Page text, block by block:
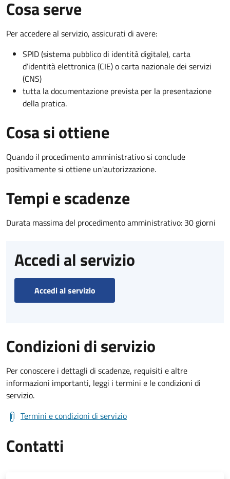
Cosa serve
Per accedere al servizio, assicurati di avere:
SPID (sistema pubblico di identità digitale), carta
d’identità elettronica (CIE) o carta nazionale dei servizi
(CNS)
tutta la documentazione prevista per la presentazione
della pratica.
Cosa si ottiene
Quando il procedimento amministrativo si conclude
positivamente si ottiene un'autorizzazione.
Tempi e scadenze
Durata massima del procedimento amministrativo: 30 giorni
Accedi al servizio
Accedi al servizio
Condizioni di servizio
Per conoscere i dettagli di scadenze, requisiti e altre
informazioni importanti, leggi i termini e le condizioni di
servizio.
Termini e condizioni di servizio
Contatti